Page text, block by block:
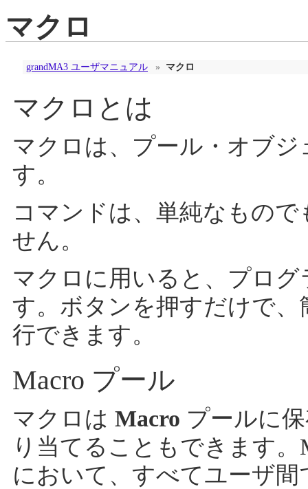
マクロ
grandMA3 ユーザマニュアル » マクロ
マクロとは
マクロは、プール・オブ
す。
コマンドは、単純なもの
せん。
マクロに用いると、プロ
す。ボタンを押すだけで
行できます。
Macro プール
マクロは Macro プールに
り当てることもできます
において、すべてユーザ